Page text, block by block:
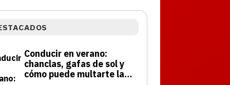
Conducir en verano:
chanclas, gafas de sol y
cómo puede multarte la